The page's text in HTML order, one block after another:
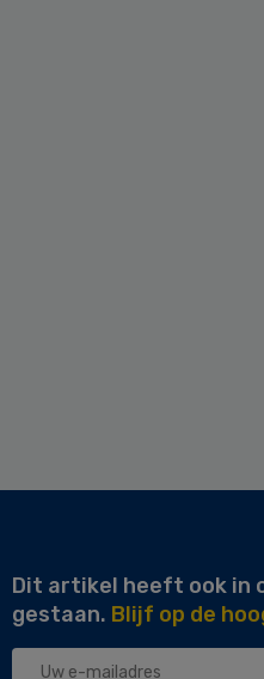
Dit artikel heeft ook in
gestaan. Blijf op de
Uw